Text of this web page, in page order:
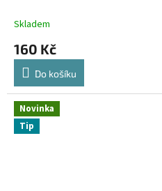
Skladem
160 Kč
Do košíku
Novinka
Tip